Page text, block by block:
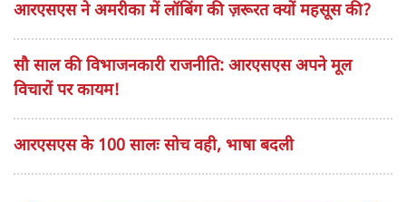
आरएसएस ने अमरीका में लॉबिंग की ज़रूरत क्यों महसूस की?
सौ साल की विभाजनकारी राजनीति: आरएसएस अपने मूल
विचारों पर कायम!
आरएसएस के 100 सालः सोच वही, भाषा बदली